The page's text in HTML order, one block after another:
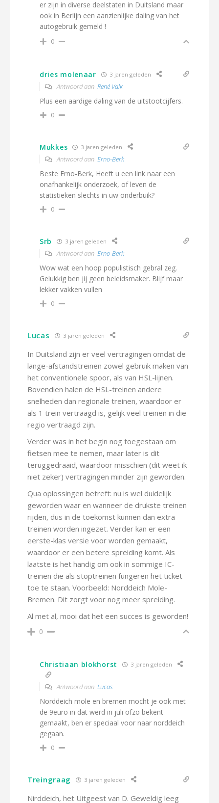
er zijn in diverse deelstaten in Duitsland maar
ook in Berlijn een aanzienlijke daling van het
autogebruik gemeld !
0
dries molenaar 3 jaren geleden
Antwoord aan René Valk
Plus een aardige daling van de uitstootcijfers.
0
Mukkes 3 jaren geleden
Antwoord aan Erno-Berk
Beste Erno-Berk, Heeft u een link naar een
onafhankelijk onderzoek, of leven de
statistieken slechts in uw onderbuik?
0
Srb 3 jaren geleden
Antwoord aan Erno-Berk
Wow wat een hoop populistisch gebral zeg.
Gelukkig ben jij geen beleidsmaker. Blijf maar
lekker vakken vullen
0
Lucas 3 jaren geleden
In Duitsland zijn er veel vertragingen omdat de
lange-afstandstreinen zowel gebruik maken van
het conventionele spoor, als van HSL-lijnen.
Bovendien halen de HSL-treinen andere
snelheden dan regionale treinen, waardoor er
als 1 trein vertraagd is, gelijk veel treinen in die
regio vertraagd zijn.
Verder was in het begin nog toegestaan om
fietsen mee te nemen, maar later is dit
teruggedraaid, waardoor misschien (dit weet ik
niet zeker) vertragingen minder zijn geworden.
Qua oplossingen betreft: nu is wel duidelijk
geworden waar en wanneer de drukste treinen
rijden, dus in de toekomst kunnen dan extra
treinen worden ingezet. Verder kan er een
eerste-klas versie voor worden gemaakt,
waardoor er een betere spreiding komt. Als
laatste is het handig om ook in sommige IC-
treinen die als stoptreinen fungeren het ticket
toe te staan. Voorbeeld: Norddeich Mole-
Bremen. Dit zorgt voor nog meer spreiding.
Al met al, mooi dat het een succes is geworden!
0
Christiaan blokhorst 3 jaren geleden
Antwoord aan Lucas
Norddeich mole en bremen mocht je ook met
de 9euro in dat werd in juli ofzo bekent
gemaakt, ben er speciaal voor naar norddeich
gegaan.
0
Treingraag 3 jaren geleden
Nirddeich, het Uitgeest van D. Geweldig leeg